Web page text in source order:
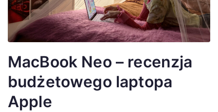
MacBook Neo – recenzja
budżetowego laptopa
Apple